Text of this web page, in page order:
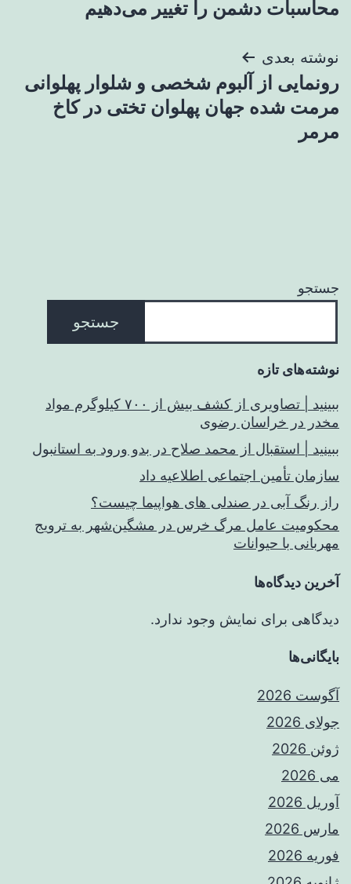
محاسبات دشمن را تغییر می‌دهیم
نوشته بعدی
رونمایی از آلبوم شخصی و شلوار پهلوانی
مرمت شده جهان پهلوان تختی در کاخ
مرمر
جستجو
جستجو
نوشته‌های تازه
ببینید | تصاویری از کشف بیش از ۷۰۰ کیلوگرم مواد
مخدر در خراسان رضوی
ببینید | استقبال از محمد صلاح در بدو ورود به استانبول
سازمان تأمین اجتماعی اطلاعیه داد
راز رنگ آبی در صندلی های هواپیما چیست؟
محکومیت عامل مرگ خرس در مشگین‌شهر به ترویج
مهربانی با حیوانات
آخرین دیدگاه‌ها
دیدگاهی برای نمایش وجود ندارد.
بایگانی‌ها
آگوست 2026
جولای 2026
ژوئن 2026
می 2026
آوریل 2026
مارس 2026
فوریه 2026